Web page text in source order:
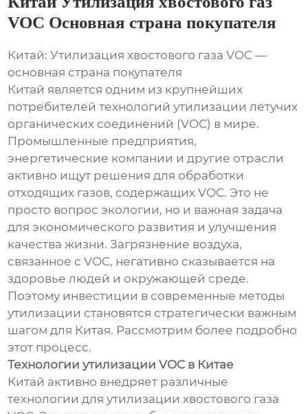
VOC Основная страна покупателя
Китай: Утилизация хвостового газа VOC —
основная страна покупателя
Китай является одним из крупнейших
потребителей технологий утилизации летучих
органических соединений (VOC) в мире.
Промышленные предприятия,
энергетические компании и другие отрасли
активно ищут решения для обработки
отходящих газов, содержащих VOC. Это не
просто вопрос экологии, но и важная задача
для экономического развития и улучшения
качества жизни. Загрязнение воздуха,
связанное с VOC, негативно сказывается на
здоровье людей и окружающей среде.
Поэтому инвестиции в современные методы
утилизации становятся стратегически важным
шагом для Китая. Рассмотрим более подробно
этот процесс.
Технологии утилизации VOC в Китае
Китай активно внедряет различные
технологии для утилизации хвостового газа